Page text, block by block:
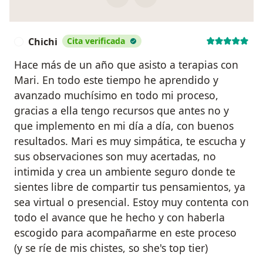
Chichi Cita verificada
Hace más de un año que asisto a terapias con
Mari. En todo este tiempo he aprendido y
avanzado muchísimo en todo mi proceso,
gracias a ella tengo recursos que antes no y
que implemento en mi día a día, con buenos
resultados. Mari es muy simpática, te escucha y
sus observaciones son muy acertadas, no
intimida y crea un ambiente seguro donde te
sientes libre de compartir tus pensamientos, ya
sea virtual o presencial. Estoy muy contenta con
todo el avance que he hecho y con haberla
escogido para acompañarme en este proceso
(y se ríe de mis chistes, so she's top tier)